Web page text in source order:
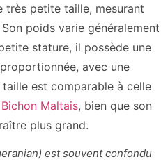
très petite taille, mesurant
poids varie généralement
stature, il possède une
avec une
est comparable à celle
Bichon Maltais, bien que son
plus grand.
est souvent confondu